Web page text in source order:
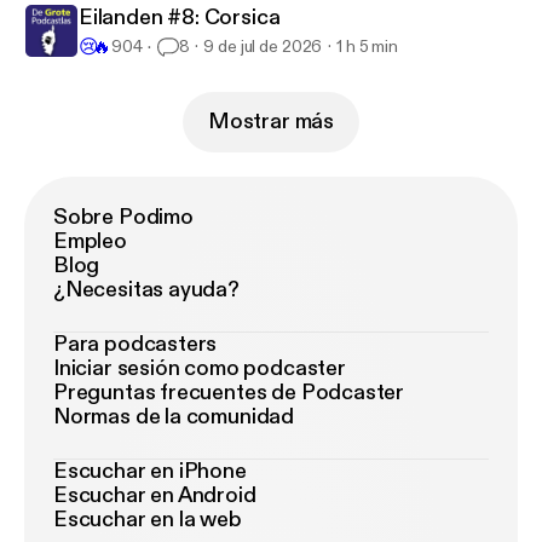
Eilanden #8: Corsica
😢🔥 904 8 9 de jul de 2026 1 h 5 min
Mostrar más
Sobre Podimo
Empleo
Blog
¿Necesitas ayuda?
Para podcasters
Iniciar sesión como podcaster
Preguntas frecuentes de Podcaster
Normas de la comunidad
Escuchar en iPhone
Escuchar en Android
Escuchar en la web